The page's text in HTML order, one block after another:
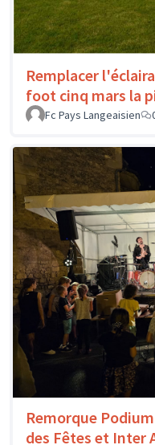
Remplacer
foot cinq mars la
Fc Pays Langeaisien
Remorque
des Fêtes et Inter